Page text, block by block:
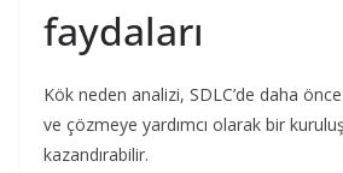
faydaları
Kök neden analizi, SDLC’de daha
ve çözmeye yardımcı olarak bir
kazandırabilir.